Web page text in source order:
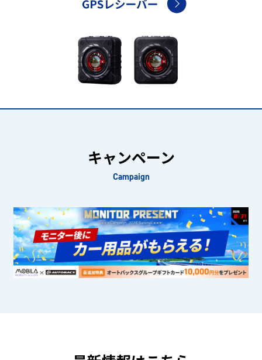
キャンペーン
Campaign